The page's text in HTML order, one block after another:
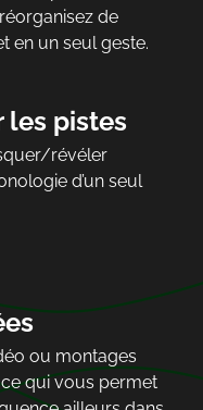
de
en un seul geste.
les pistes
révéler
d’un seul
ou montages
qui vous permet